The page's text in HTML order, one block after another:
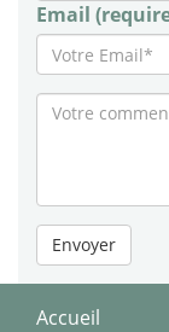
Email
Envoyer
Accueil